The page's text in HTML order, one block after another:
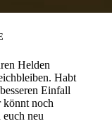
Helden
Habt
Einfall
könnt noch
neu